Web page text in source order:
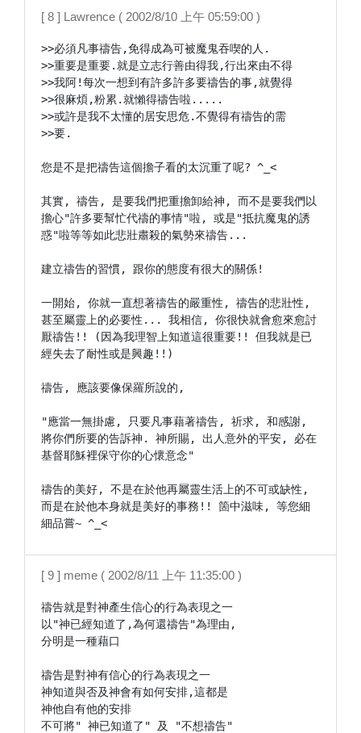
[ 8 ] Lawrence ( 2002/8/10 上午 05:59:00 )
>>必須凡事禱告,免得成為可被魔鬼吞喫的人.
>>重要是重要.就是立志行善由得我,行出來由不得
>>我阿!每次一想到有許多許多要禱告的事,就覺得
>>很麻煩,粉累.就懶得禱告啦.....
>>或許是我不太懂的居安思危.不覺得有禱告的需
>>要.
您是不是把禱告這個擔子看的太沉重了呢? ^_<
其實, 禱告, 是要我們把重擔卸給神, 而不是要我們以
擔心"許多要幫忙代禱的事情"啦, 或是"抵抗魔鬼的誘
惑"啦等等如此悲壯肅殺的氣勢來禱告...
建立禱告的習慣, 跟你的態度有很大的關係!
一開始, 你就一直想著禱告的嚴重性, 禱告的悲壯性,
甚至屬靈上的必要性... 我相信, 你很快就會愈來愈討
厭禱告!! (因為我理智上知道這很重要!! 但我就是已
經失去了耐性或是興趣!!)
禱告, 應該要像保羅所說的,
"應當一無掛慮, 只要凡事藉著禱告, 祈求, 和感謝,
將你們所要的告訴神. 神所賜, 出人意外的平安, 必在
基督耶穌裡保守你的心懷意念"
禱告的美好, 不是在於他再屬靈生活上的不可或缺性,
而是在於他本身就是美好的事務!! 箇中滋味, 等您細
細品嘗~ ^_<
[ 9 ] meme ( 2002/8/11 上午 11:35:00 )
禱告就是對神產生信心的行為表現之一
以"神已經知道了,為何還禱告"為理由,
分明是一種藉口
禱告是對神有信心的行為表現之一
神知道與否及神會有如何安排,這都是
神他自有他的安排
不可將" 神已知道了" 及 "不想禱告"